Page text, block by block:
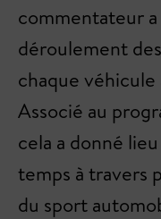
commentateur
déroulement
chaque
Associé au
cela a donné
temps à travers
du sport